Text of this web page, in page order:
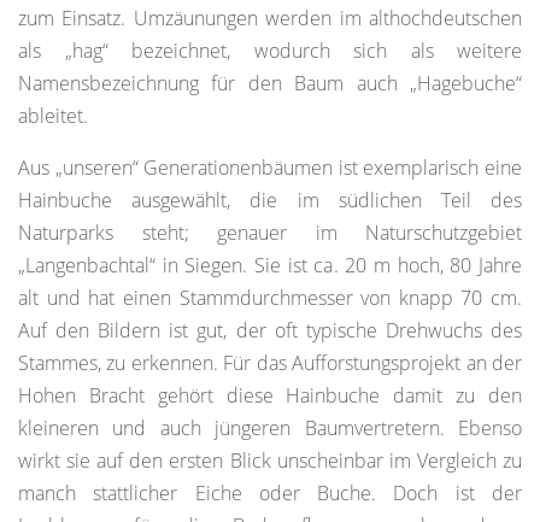
zum Einsatz. Umzäunungen werden im althochdeutschen
als „hag“ bezeichnet, wodurch sich als weitere
Namensbezeichnung für den Baum auch „Hagebuche“
ableitet.
Aus „unseren“ Generationenbäumen ist exemplarisch eine
Hainbuche ausgewählt, die im südlichen Teil des
Naturparks steht; genauer im Naturschutzgebiet
„Langenbachtal“ in Siegen. Sie ist ca. 20 m hoch, 80 Jahre
alt und hat einen Stammdurchmesser von knapp 70 cm.
Auf den Bildern ist gut, der oft typische Drehwuchs des
Stammes, zu erkennen. Für das Aufforstungsprojekt an der
Hohen Bracht gehört diese Hainbuche damit zu den
kleineren und auch jüngeren Baumvertretern. Ebenso
wirkt sie auf den ersten Blick unscheinbar im Vergleich zu
manch stattlicher Eiche oder Buche. Doch ist der